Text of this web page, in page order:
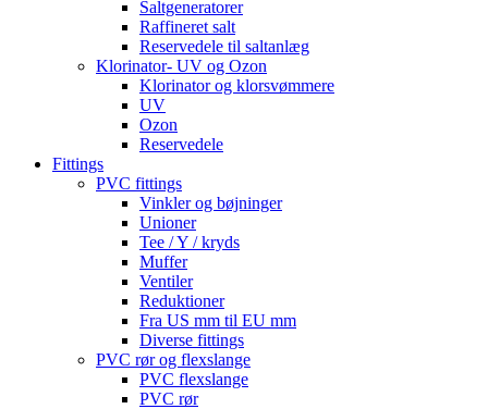
Saltgeneratorer
Raffineret salt
Reservedele til saltanlæg
Klorinator- UV og Ozon
Klorinator og klorsvømmere
UV
Ozon
Reservedele
Fittings
PVC fittings
Vinkler og bøjninger
Unioner
Tee / Y / kryds
Muffer
Ventiler
Reduktioner
Fra US mm til EU mm
Diverse fittings
PVC rør og flexslange
PVC flexslange
PVC rør